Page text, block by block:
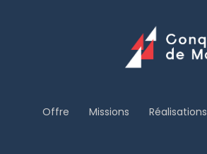
Offre Missions Réalisations